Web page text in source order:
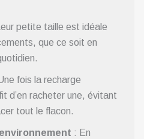
petite taille est idéale
que ce soit en
fois la recharge
d’en racheter une, évitant
tout le flacon.
: En